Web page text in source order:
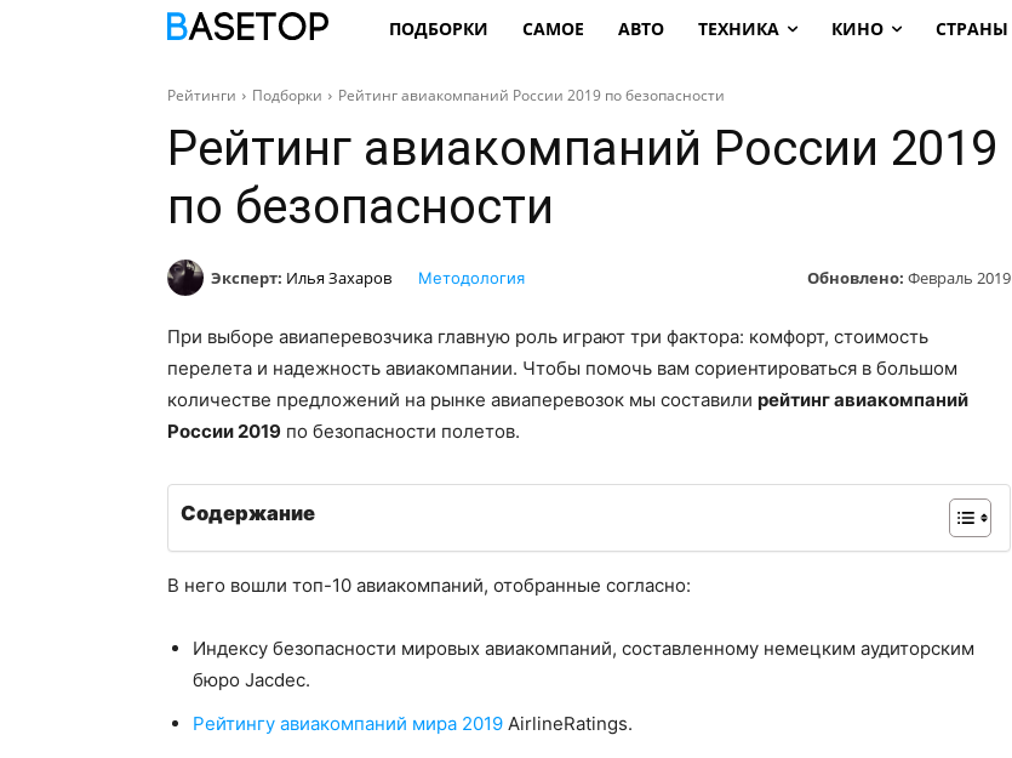
ПОДБОРКИ САМОЕ АВТО ТЕХНИКА КИНО СТРАНЫ
Рейтинги Подборки Рейтинг авиакомпаний России 2019 по безопасности
Рейтинг авиакомпаний России 2019
по безопасности
Эксперт: Илья Захаров Обновлено: Февраль 2019
Методология
При выборе авиаперевозчика главную роль играют три фактора: комфорт, стоимость
перелета и надежность авиакомпании. Чтобы помочь вам сориентироваться в большом
количестве предложений на рынке авиаперевозок мы составили рейтинг авиакомпаний
России 2019 по безопасности полетов.
Содержание
В него вошли топ-10 авиакомпаний, отобранные согласно:
Индексу безопасности мировых авиакомпаний, составленному немецким аудиторским
бюро Jacdec.
Рейтингу авиакомпаний мира 2019 AirlineRatings.